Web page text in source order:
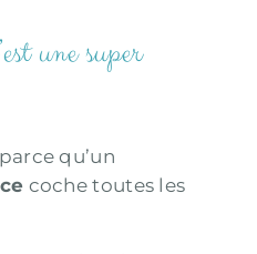
une super
qu’un
coche toutes les